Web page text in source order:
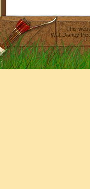
This
Walt Disney